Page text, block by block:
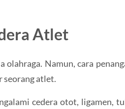
Atlet
Namun, cara
seorang atlet.
cedera otot, ligamen,